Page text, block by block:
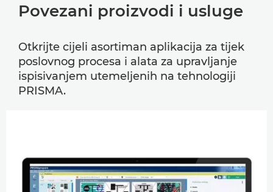
Povezani proizvodi i usluge
Otkrijte cijeli asortiman aplikacija za tijek
poslovnog procesa i alata za upravljanje
ispisivanjem utemeljenih na tehnologiji
PRISMA.